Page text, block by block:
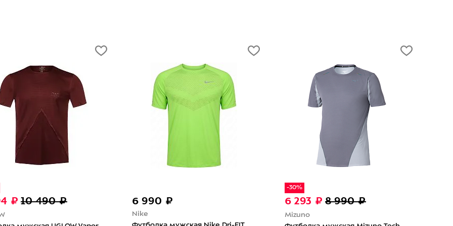
4 080 ₽6 800 ₽
Asics
4 490 ₽ 3 490 ₽
GRI